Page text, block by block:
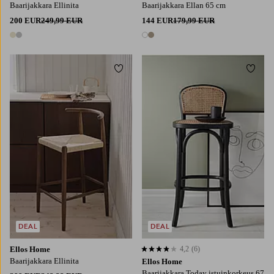
Baarijakkara Ellinita
200 EUR249,99 EUR
2 värejä
Baarijakkara Ellan 65 cm
144 EUR179,99 EUR
2 värejä
Ellos Home
Baarijakkara Ellinita
DEAL
Lisää suosikkeihin
Ellos Home
4,2 perustuen 6 arvosanaan
4,2 (6)
DEAL